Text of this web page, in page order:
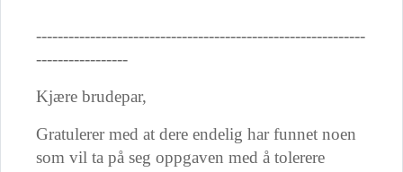
-------------------------------------------------------------
-----------------
Kjære brudepar,
Gratulerer med at dere endelig har funnet noen
som vil ta på seg oppgaven med å tolerere